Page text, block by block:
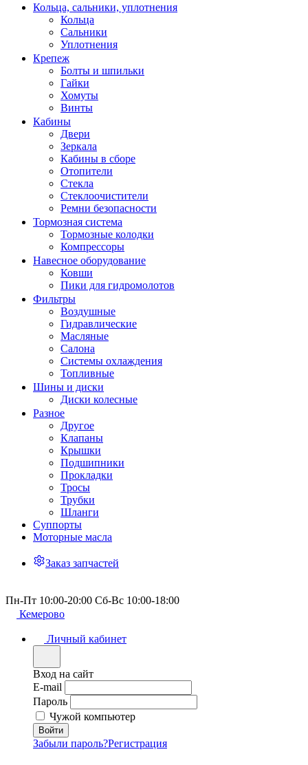
Кольца, сальники, уплотнения
Кольца
Сальники
Уплотнения
Крепеж
Болты и шпильки
Гайки
Хомуты
Винты
Кабины
Двери
Зеркала
Кабины в сборе
Отопители
Стекла
Стеклоочистители
Ремни безопасности
Тормозная система
Тормозные колодки
Компрессоры
Навесное оборудование
Ковши
Пики для гидромолотов
Фильтры
Воздушные
Гидравлические
Масляные
Салона
Системы охлаждения
Топливные
Шины и диски
Диски колесные
Разное
Другое
Клапаны
Крышки
Подшипники
Прокладки
Тросы
Трубки
Шланги
Суппорты
Моторные масла
Заказ запчастей
Пн-Пт 10:00-20:00 Сб-Вс 10:00-18:00
Кемерово
Личный кабинет
Вход на сайт
E-mail
Пароль
Чужой компьютер
Забыли пароль?Регистрация